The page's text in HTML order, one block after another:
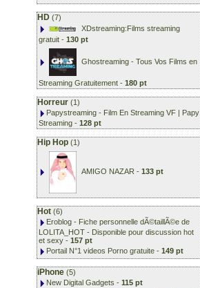
HD (7)
XDstreaming:Films streaming
gratuit - 130 pt
Ghostreaming - Tous Vos Films en
Streaming Gratuitement - 180 pt
Horreur (1)
Papystreaming - Film En Streaming VF | Papy
Streaming - 128 pt
Hip Hop (1)
AMIGO NAZAR - 133 pt
Hot (6)
Eroblog - Fiche personnelle dÃ©taillÃ©e de
LOLITA_HOT - Disponible pour discussion hot
et sexy - 157 pt
Portail N°1 videos Porno gratuite - 149 pt
iPhone (5)
New Digital Gadgets - 115 pt